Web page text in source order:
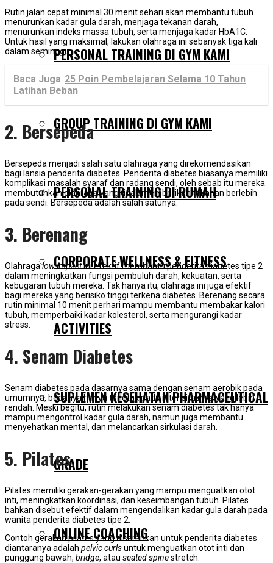
PERSONAL TRAINING DI GYM KAMI
GROUP TRAINING DI GYM KAMI
PERSONAL TRAINING DI RUMAH
CORPORATE WELLNESS & FITNESS
ACTIVITIES
SUPLEMEN KESEHATAN PHARMACEUTICAL
GRADE
ONLINE COACHING
Rutin jalan cepat minimal 30 menit sehari akan membantu tubuh
menurunkan kadar gula darah, menjaga tekanan darah,
menurunkan indeks massa tubuh, serta menjaga kadar HbA1C.
Untuk hasil yang maksimal, lakukan olahraga ini sebanyak tiga kali
dalam seminggu.
Baca Juga 25 Poin Pembelajaran Selama 10 Tahun
Latihan Beban
2. Bersepeda
Bersepeda menjadi salah satu olahraga yang direkomendasikan
bagi lansia penderita diabetes. Penderita diabetes biasanya memiliki
komplikasi masalah syaraf dan radang sendi, oleh sebab itu mereka
membutuhkan olahraga yang tidak memberikan tekanan berlebih
pada sendi. Bersepeda adalah salah satunya.
3. Berenang
Olahragalow impactini efektif membantu penderita diabetes tipe 2
dalam meningkatkan fungsi pembuluh darah, kekuatan, serta
kebugaran tubuh mereka. Tak hanya itu, olahraga ini juga efektif
bagi mereka yang berisiko tinggi terkena diabetes. Berenang secara
rutin minimal 10 menit perhari mampu membantu membakar kalori
tubuh, memperbaiki kadar kolesterol, serta mengurangi kadar
stress.
4. Senam Diabetes
Senam diabetes pada dasarnya sama dengan senam aerobik pada
umumnya, bedanya hanya terletak pada intensitasnya yang lebih
rendah. Meski begitu, rutin melakukan senam diabetes tak hanya
mampu mengontrol kadar gula darah, namun juga membantu
menyehatkan mental, dan melancarkan sirkulasi darah.
5. Pilates
Pilates memiliki gerakan-gerakan yang mampu menguatkan otot
inti, meningkatkan koordinasi, dan keseimbangan tubuh. Pilates
bahkan disebut efektif dalam mengendalikan kadar gula darah pada
wanita penderita diabetes tipe 2.
Contoh gerakan pilates yang disarankan untuk penderita diabetes
diantaranya adalah pelvic curlsuntuk menguatkan otot inti dan
punggung bawah, bridge, atau seated spinestretch.